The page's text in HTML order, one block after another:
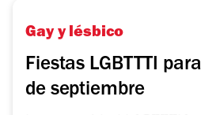
Gay y lésbico
Fiestas LGBTTTI
de septiembre